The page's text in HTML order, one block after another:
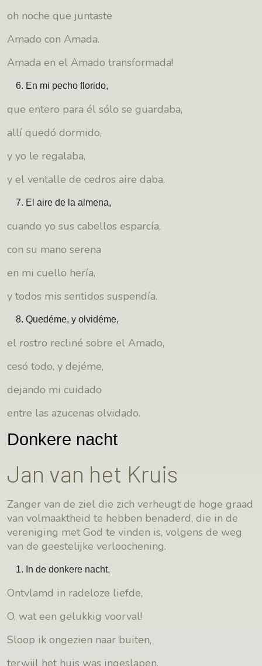
oh noche que juntaste
Amado con Amada.
Amada en el Amado transformada!
En mi pecho florido,
que entero para él sólo se guardaba,
allí quedó dormido,
y yo le regalaba,
y el ventalle de cedros aire daba.
El aire de la almena,
cuando yo sus cabellos esparcía,
con su mano serena
en mi cuello hería,
y todos mis sentidos suspendía.
Quedéme, y olvidéme,
el rostro recliné sobre el Amado,
cesó todo, y dejéme,
dejando mi cuidado
entre las azucenas olvidado.
Donkere nacht
Jan van het Kruis
Zanger van de ziel die zich verheugt de hoge graad
van volmaaktheid te hebben benaderd, die in de
vereniging met God te vinden is, volgens de weg
van de geestelijke verloochening.
In de donkere nacht,
Ontvlamd in radeloze liefde,
O, wat een gelukkig voorval!
Sloop ik ongezien naar buiten,
terwijl het huis was ingeslapen.